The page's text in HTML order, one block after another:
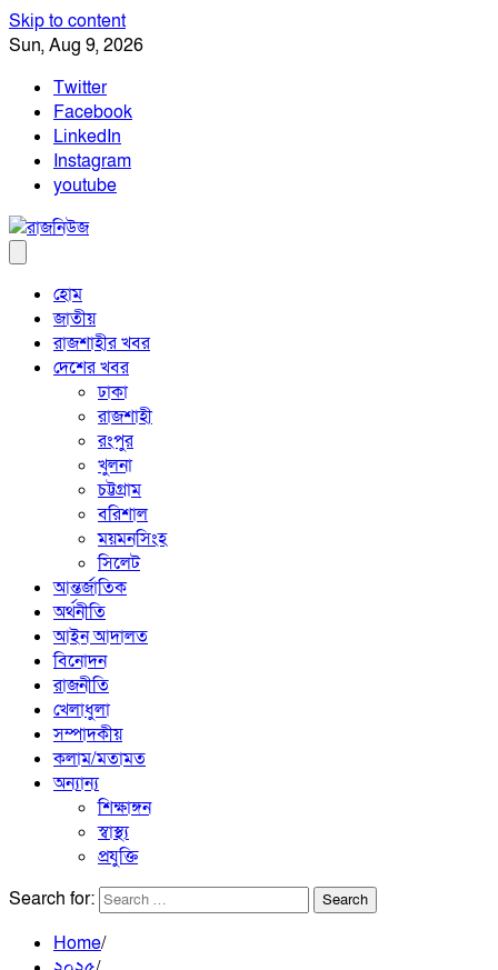
Skip to content
Sun, Aug 9, 2026
Twitter
Facebook
LinkedIn
Instagram
youtube
হোম
জাতীয়
রাজশাহীর খবর
দেশের খবর
ঢাকা
রাজশাহী
রংপুর
খুলনা
চট্টগ্রাম
বরিশাল
ময়মনসিংহ
সিলেট
আন্তর্জাতিক
অর্থনীতি
আইন আদালত
বিনোদন
রাজনীতি
খেলাধুলা
সম্পাদকীয়
কলাম/মতামত
অন্যান্য
শিক্ষাঙ্গন
স্বাস্থ্য
প্রযুক্তি
Search for:
Home